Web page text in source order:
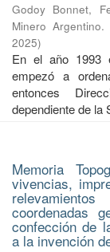
Godoy Bonnet,
Minero
2025)
En el año 1993
empezó a
entonces
dependiente de la
Memoria
vivencias,
coordenadas
confección de
a la invención